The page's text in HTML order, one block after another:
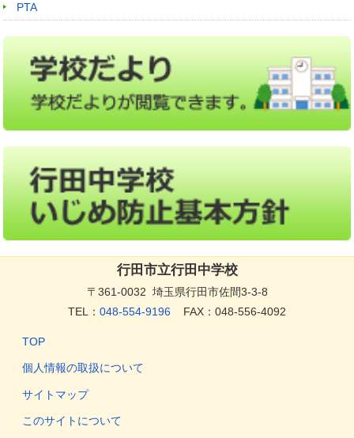
PTA
行田市立行田中学校
〒361-0032 埼玉県行田市佐間3-3-8
TEL： 048-554-9196 FAX：048-556-4092
TOP
個人情報の取扱について
サイトマップ
このサイトについて